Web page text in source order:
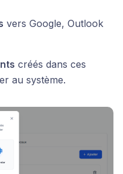
vers Google, Outlook
créés dans ces
au système.